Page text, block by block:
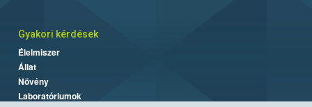
Gyakori kérdések
Élelmiszer
Állat
Növény
Laboratóriumok